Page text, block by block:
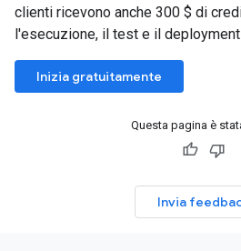
clienti ricevono anche 300 $ di
l'esecuzione, il test e il
Inizia gratuitamente
Questa pagina è
Invia